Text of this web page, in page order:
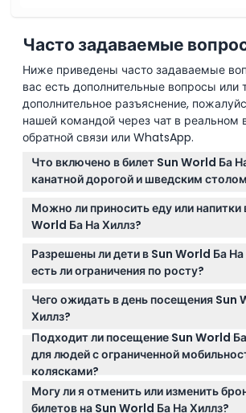
Часто задаваемые
Ниже приведены часто задаваемые
вас есть дополнительные вопросы или
дополнительное разъяснение,
нашей командой через чат в
обратной связи или WhatsApp.
Что включено в билет Sun World Ба
канатной дорогой и шведским
Ваш билет включает неограниченное
поездок на канатной дороге в
дней с момента активации, 2-часовое
шведскому столу в ресторане Four
в выбранный вами день, а также
Ле Жарден Д’Амур, замок Луна и
Можно ли приносить еду или напитки
World Ба На Хиллз?
Нет, приносить еду или напитки
запрещено, поэтому обязательно
шведским столом и вариантами
доступными внутри парка.
Разрешены ли дети в Sun World Ба На
есть ли ограничения по росту?
Дети ростом ниже 99 см проходят
росте 140 см и выше взимается
взрослого. Пожалуйста, проверьте
ребенка перед бронированием, чтобы
спланировать визит.
Чего ожидать в день посещения Sun
Хиллз?
Ожидайте живописную поездку на
с панорамными видами на горы,
знаменитого Золотого моста, прогулки
Французской деревне и садам, а
шведскому столу в ресторане Four
Подходит ли посещение Sun World
для людей с ограниченной
колясками?
Достопримечательность недоступна
инвалидных колясок, поэтому она
Могу ли я отменить или изменить
билетов на Sun World Ба На Хиллз?